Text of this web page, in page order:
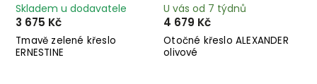
Tmavě zelené křeslo
ERNESTINE
Skladem u dodavatele
3 675 Kč
Otočné křeslo ALEXANDER
olivové
U vás od 7 týdnů
4 679 Kč